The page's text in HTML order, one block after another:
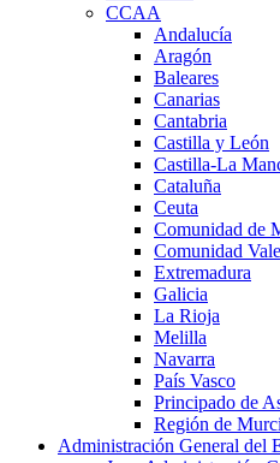
CCAA
Andalucía
Aragón
Baleares
Canarias
Cantabria
Castilla y León
Castilla-La
Cataluña
Ceuta
Comunidad de
Comunidad
Extremadura
Galicia
La Rioja
Melilla
Navarra
País Vasco
Principado de
Región de
Administración General del